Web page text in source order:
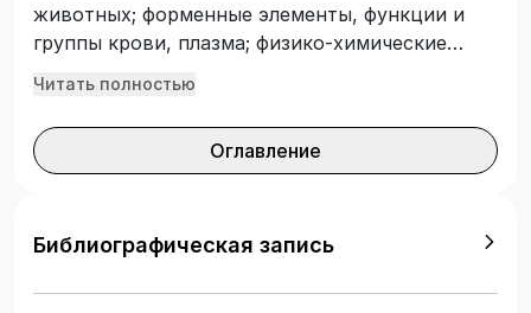
животных; форменные элементы, функции и
группы крови, плазма; физико-химические
свойства крови; физиология пищеварения;
содержит исторический очерк развития
физиологии, задания и руководство к
Учебное пособие предназначено для изучения
человека» по профессии 34.01.01 «Младшая
Читать полностью
Оглавление
Библиографическая запись